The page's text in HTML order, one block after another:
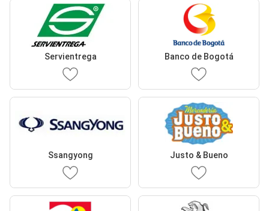
Servientrega Banco de Bogotá
Ssangyong Justo & Bueno